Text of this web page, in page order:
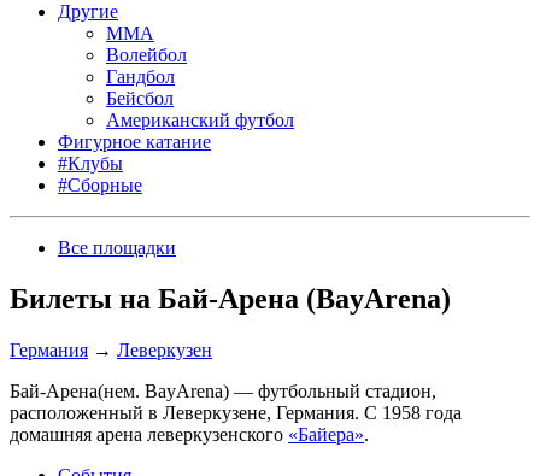
Другие
MMA
Волейбол
Гандбол
Бейсбол
Американский футбол
Фигурное катание
#Клубы
#Сборные
Все площадки
Билеты на Бай-Арена (BayArena)
Германия → Леверкузен
Бай-Арена(нем. BayArena) — футбольный стадион,
расположенный в Леверкузене, Германия. C 1958 года
домашняя арена леверкузенского «Байера».